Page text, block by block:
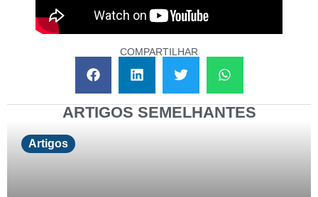
COMPARTILHAR
ARTIGOS SEMELHANTES
Artigos